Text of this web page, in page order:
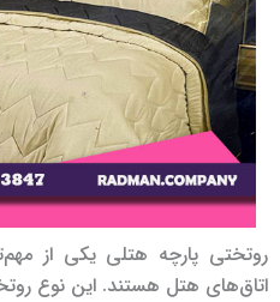
روتختی‌ پارچه هتلی یکی از
اتاق‌های هتل هستند. این نوع